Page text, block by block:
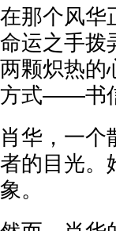
在那个风华
命运之手拨
两颗炽热的
方式——书
肖华，一个
者的目光。
象。